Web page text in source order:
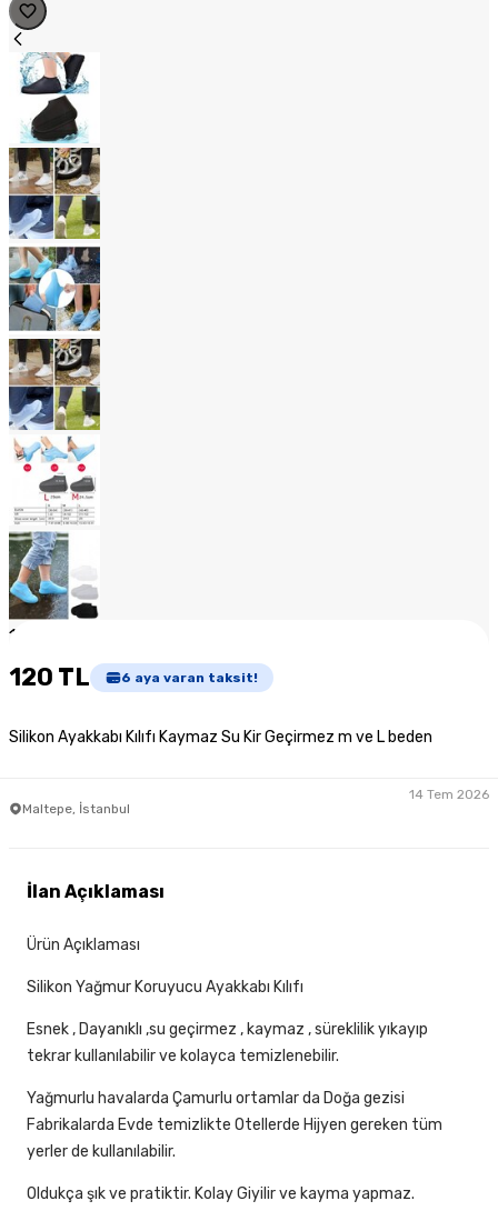
1
120 TL 6 aya varan taksit!
Silikon Ayakkabı Kılıfı Kaymaz Su Kir Geçirmez m ve L beden
Maltepe, İstanbul
14 Tem 2026
İlan Açıklaması
Ürün Açıklaması
Silikon Yağmur Koruyucu Ayakkabı Kılıfı
Esnek , Dayanıklı ,su geçirmez , kaymaz , süreklilik yıkayıp
tekrar kullanılabilir ve kolayca temizlenebilir.
Yağmurlu havalarda Çamurlu ortamlar da Doğa gezisi
Fabrikalarda Evde temizlikte Otellerde Hijyen gereken tüm
yerler de kullanılabilir.
Oldukça şık ve pratiktir. Kolay Giyilir ve kayma yapmaz.